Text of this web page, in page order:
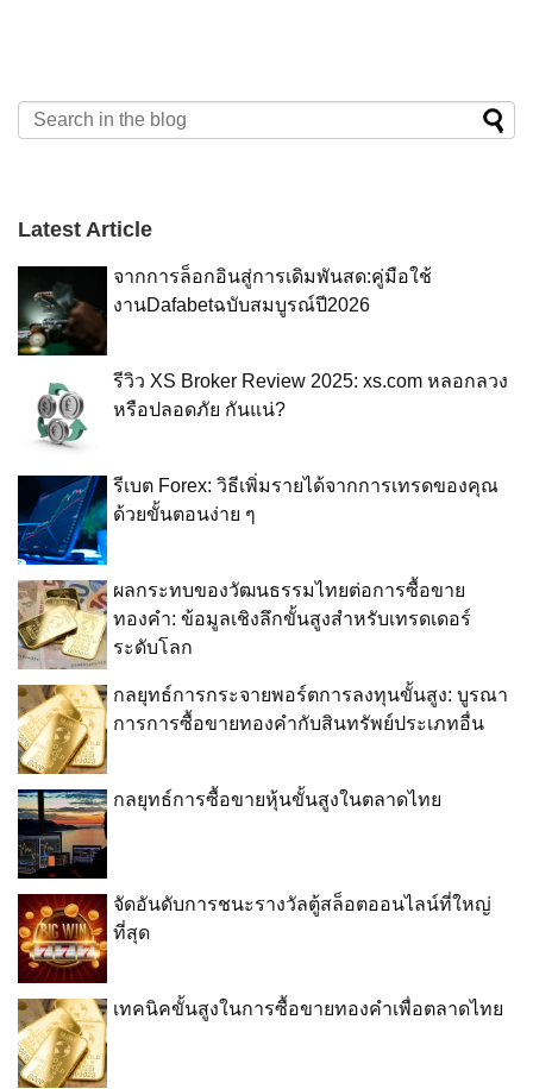
Latest Article
จากการล็อกอินสู่การเดิมพันสด:คู่มือใช้
งานDafabetฉบับสมบูรณ์ปี2026
รีวิว XS Broker Review 2025: xs.com หลอกลวง
หรือปลอดภัย กันแน่?
รีเบต Forex: วิธีเพิ่มรายได้จากการเทรดของคุณ
ด้วยขั้นตอนง่าย ๆ
ผลกระทบของวัฒนธรรมไทยต่อการซื้อขาย
ทองคำ: ข้อมูลเชิงลึกขั้นสูงสำหรับเทรดเดอร์
ระดับโลก
กลยุทธ์การกระจายพอร์ตการลงทุนขั้นสูง: บูรณา
การการซื้อขายทองคำกับสินทรัพย์ประเภทอื่น
กลยุทธ์การซื้อขายหุ้นขั้นสูงในตลาดไทย
จัดอันดับการชนะรางวัลตู้สล็อตออนไลน์ที่ใหญ่
ที่สุด
เทคนิคขั้นสูงในการซื้อขายทองคำเพื่อตลาดไทย